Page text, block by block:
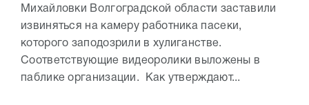
Михайловки Волгоградской области заставили
извиняться на камеру работника пасеки,
которого заподозрили в хулиганстве.
Соответствующие видеоролики выложены в
паблике организации. Как утверждают...